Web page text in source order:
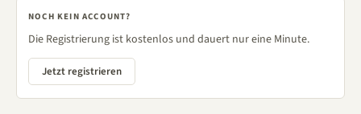
NOCH KEIN ACCOUNT?
Die Registrierung ist kostenlos und dauert nur eine Minute.
Jetzt registrieren